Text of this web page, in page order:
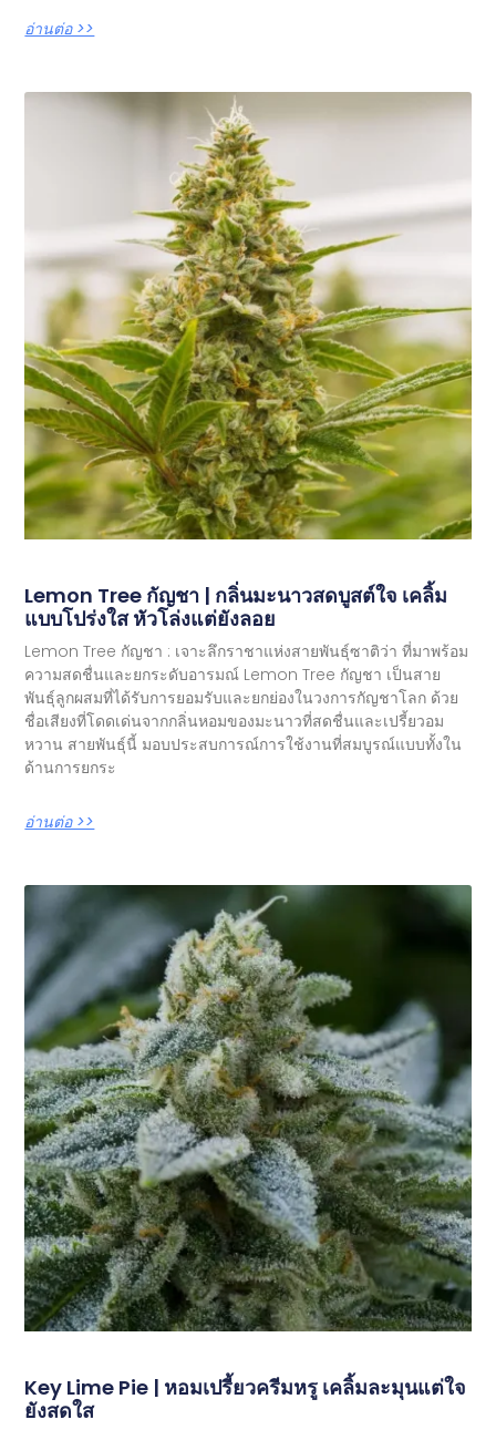
อ่านต่อ >>
Lemon Tree กัญชา | กลิ่นมะนาวสดบูสต์ใจ เคลิ้ม
แบบโปร่งใส หัวโล่งแต่ยังลอย
Lemon Tree กัญชา : เจาะลึกราชาแห่งสายพันธุ์ซาติว่า ที่มาพร้อม
ความสดชื่นและยกระดับอารมณ์ Lemon Tree กัญชา เป็นสาย
พันธุ์ลูกผสมที่ได้รับการยอมรับและยกย่องในวงการกัญชาโลก ด้วย
ชื่อเสียงที่โดดเด่นจากกลิ่นหอมของมะนาวที่สดชื่นและเปรี้ยวอม
หวาน สายพันธุ์นี้ มอบประสบการณ์การใช้งานที่สมบูรณ์แบบทั้งใน
ด้านการยกระ
อ่านต่อ >>
Key Lime Pie | หอมเปรี้ยวครีมหรู เคลิ้มละมุนแต่ใจ
ยังสดใส